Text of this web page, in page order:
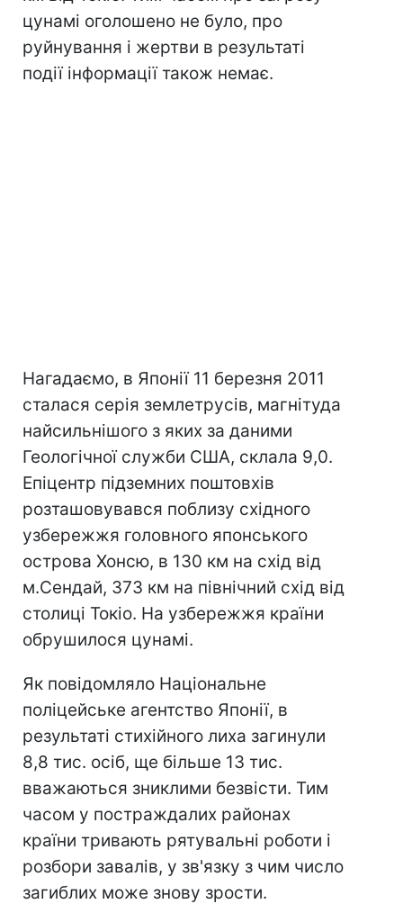
цунамі оголошено не було, про
руйнування і жертви в результаті
події інформації також немає.
Нагадаємо, в Японії 11 березня 2011
сталася серія землетрусів, магнітуда
найсильнішого з яких за даними
Геологічної служби США, склала 9,0.
Епіцентр підземних поштовхів
розташовувався поблизу східного
узбережжя головного японського
острова Хонсю, в 130 км на схід від
м.Сендай, 373 км на північний схід від
столиці Токіо. На узбережжя країни
обрушилося цунамі.
Як повідомляло Національне
поліцейське агентство Японії, в
результаті стихійного лиха загинули
8,8 тис. осіб, ще більше 13 тис.
вважаються зниклими безвісти. Тим
часом у постраждалих районах
країни тривають рятувальні роботи і
розбори завалів, у зв'язку з чим число
загиблих може знову зрости.